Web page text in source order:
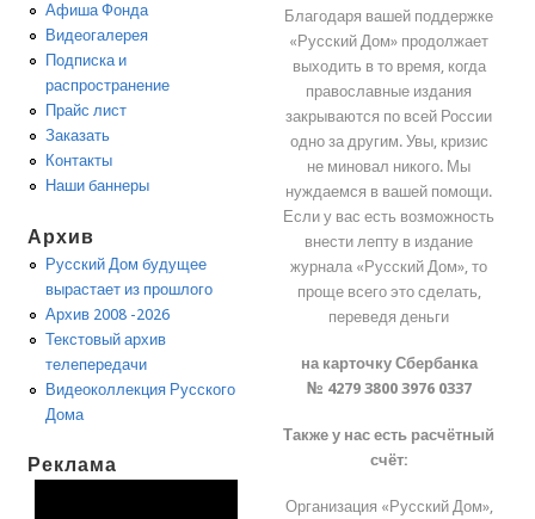
Афиша Фонда
Видеогалерея
Подписка и
распространение
Прайс лист
Заказать
Контакты
Наши баннеры
Архив
Русский Дом будущее
вырастает из прошлого
Архив 2008 -2026
Текстовый архив
телепередачи
Видеоколлекция Русского
Дома
Реклама
Благодаря вашей поддержке
«Русский Дом» продолжает
выходить в то время, когда
православные издания
закрываются по всей России
одно за другим. Увы, кризис
не миновал никого. Мы
нуждаемся в вашей помощи.
Если у вас есть возможность
внести лепту в издание
журнала «Русский Дом», то
проще всего это сделать,
переведя деньги
на карточку Сбербанка
№ 4279 3800 3976 0337
Также у нас есть расчётный
счёт:
Организация «Русский Дом»,